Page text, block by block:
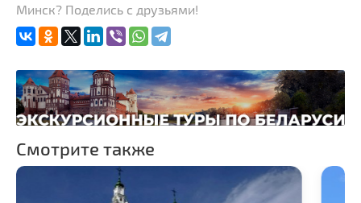
Театры
Ночные клубы
Бильярд
Казино
универмаги
Фирменные магазины,
Минск? Поделись с друзьями!
Смотрите также